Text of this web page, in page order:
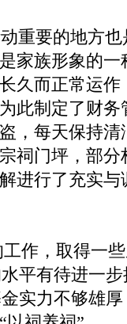
重要的地方也
家族形象的一
久而正常运作
为此制定了财务
， 每天保持清
祠门坪， 部分
进行了充实与
作 ， 取得一
平有待进一
实力不够雄厚